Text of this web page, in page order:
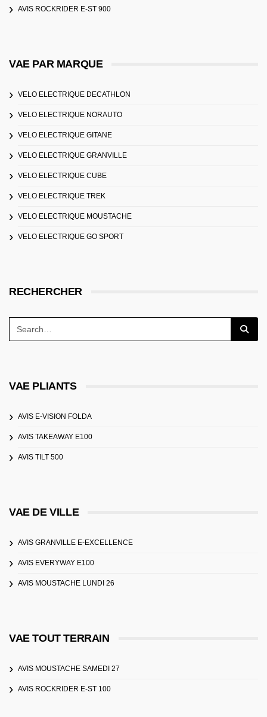
AVIS ROCKRIDER E-ST 900
VAE PAR MARQUE
VELO ELECTRIQUE DECATHLON
VELO ELECTRIQUE NORAUTO
VELO ELECTRIQUE GITANE
VELO ELECTRIQUE GRANVILLE
VELO ELECTRIQUE CUBE
VELO ELECTRIQUE TREK
VELO ELECTRIQUE MOUSTACHE
VELO ELECTRIQUE GO SPORT
RECHERCHER
VAE PLIANTS
AVIS E-VISION FOLDA
AVIS TAKEAWAY E100
AVIS TILT 500
VAE DE VILLE
AVIS GRANVILLE E-EXCELLENCE
AVIS EVERYWAY E100
AVIS MOUSTACHE LUNDI 26
VAE TOUT TERRAIN
AVIS MOUSTACHE SAMEDI 27
AVIS ROCKRIDER E-ST 100